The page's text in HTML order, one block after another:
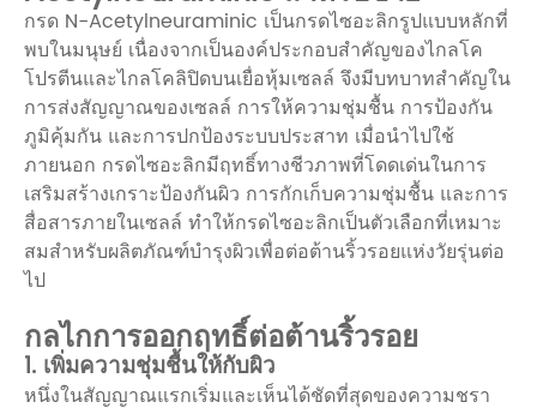
กรด N-Acetylneuraminic เป็นกรดไซอะลิกรูปแบบหลักที่
พบในมนุษย์ เนื่องจากเป็นองค์ประกอบสำคัญของไกลโค
โปรตีนและไกลโคลิปิดบนเยื่อหุ้มเซลล์ จึงมีบทบาทสำคัญใน
การส่งสัญญาณของเซลล์ การให้ความชุ่มชื้น การป้องกัน
ภูมิคุ้มกัน และการปกป้องระบบประสาท เมื่อนำไปใช้
ภายนอก กรดไซอะลิกมีฤทธิ์ทางชีวภาพที่โดดเด่นในการ
เสริมสร้างเกราะป้องกันผิว การกักเก็บความชุ่มชื้น และการ
สื่อสารภายในเซลล์ ทำให้กรดไซอะลิกเป็นตัวเลือกที่เหมาะ
สมสำหรับผลิตภัณฑ์บำรุงผิวเพื่อต่อต้านริ้วรอยแห่งวัยรุ่นต่อ
ไป
กลไกการออกฤทธิ์ต่อต้านริ้วรอย
1. เพิ่มความชุ่มชื้นให้กับผิว
หนึ่งในสัญญาณแรกเริ่มและเห็นได้ชัดที่สุดของความชรา